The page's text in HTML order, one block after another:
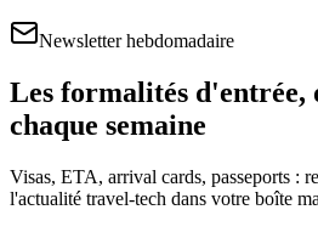
Newsletter hebdomadaire
Les formalités d'entrée,
chaque semaine
Visas, ETA, arrival cards, passeports :
l'actualité travel-tech dans votre boîte